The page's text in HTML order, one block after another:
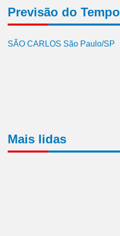
Previsão do Tempo
SÃO CARLOS São Paulo/SP
Mais lidas